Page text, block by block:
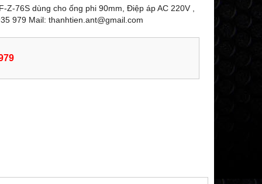
Z-76S dùng cho ống phi 90mm, Điệp áp AC 220V ,
979 Mail: thanhtien.ant@gmail.com